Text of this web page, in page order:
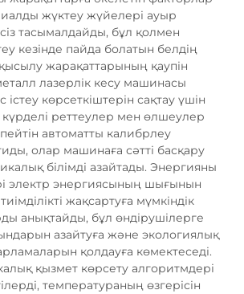
жүктеу жүйелері ауыр
тасымалдайды, бұл қолмен
кезінде пайда болатын белдің
жарақаттарының қаупін
лазерлік кесу машинасы
көрсеткіштерін сақтау үшін
реттеулер мен өлшеулер
автоматты калибрлеу
олар машинаға сәтті басқару
білімді азайтады. Энергияны
электр энергиясының шығынын
жақсартуға мүмкіндік
анықтайды, бұл өндірушілерге
азайтуға және экологиялық
қолдауға көмектеседі.
қызмет көрсету алгоритмдері
температураның өзгерісін